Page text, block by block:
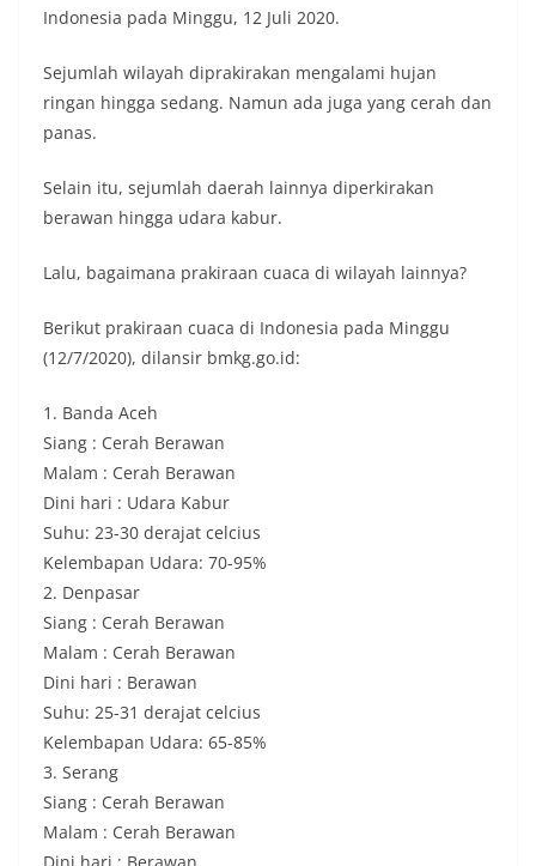
Indonesia pada Minggu, 12 Juli 2020.
Sejumlah wilayah diprakirakan mengalami hujan
ringan hingga sedang. Namun ada juga yang cerah dan
panas.
Selain itu, sejumlah daerah lainnya diperkirakan
berawan hingga udara kabur.
Lalu, bagaimana prakiraan cuaca di wilayah lainnya?
Berikut prakiraan cuaca di Indonesia pada Minggu
(12/7/2020), dilansir bmkg.go.id:
1. Banda Aceh
Siang : Cerah Berawan
Malam : Cerah Berawan
Dini hari : Udara Kabur
Suhu: 23-30 derajat celcius
Kelembapan Udara: 70-95%
2. Denpasar
Siang : Cerah Berawan
Malam : Cerah Berawan
Dini hari : Berawan
Suhu: 25-31 derajat celcius
Kelembapan Udara: 65-85%
3. Serang
Siang : Cerah Berawan
Malam : Cerah Berawan